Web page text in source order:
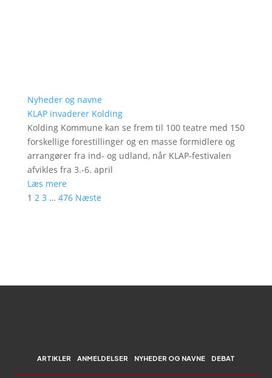
Nyheder og navne
KLAP invaderer Kolding
Kolding Kommune kan se frem til 100 teatre med 150
forskellige forestillinger og en masse formidlere og
arrangører fra ind- og udland, når KLAP-festivalen
afvikles fra 3.-6. april
Læs mere
1 2 3 … 476 Næste
ARTIKLER ANMELDELSER NYHEDER OG NAVNE DEBAT